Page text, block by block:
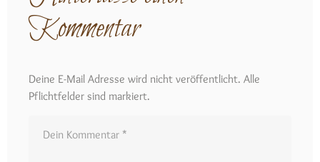
Kommentar
Deine E-Mail Adresse wird nicht veröffentlicht. Alle
Pflichtfelder sind markiert.